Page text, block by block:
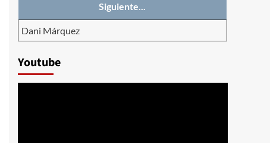
Siguiente...
Dani Márquez
Youtube